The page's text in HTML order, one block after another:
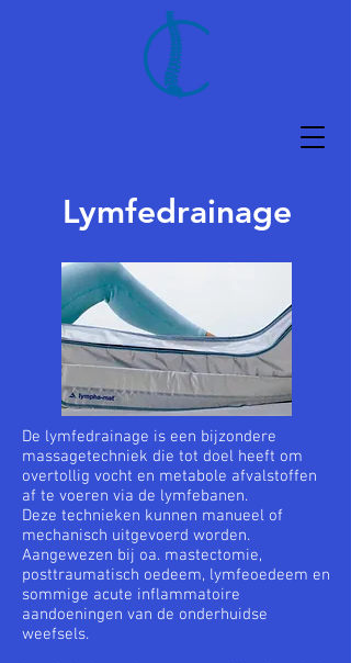
Lymfedrainage
De lymfedrainage is een bijzondere
massagetechniek die tot doel heeft om
overtollig vocht en metabole afvalstoffen
af te voeren via de lymfebanen.
Deze technieken kunnen manueel of
mechanisch uitgevoerd worden.
Aangewezen bij oa. mastectomie,
posttraumatisch oedeem, lymfeoedeem en
sommige acute inflammatoire
aandoeningen van de onderhuidse
weefsels.